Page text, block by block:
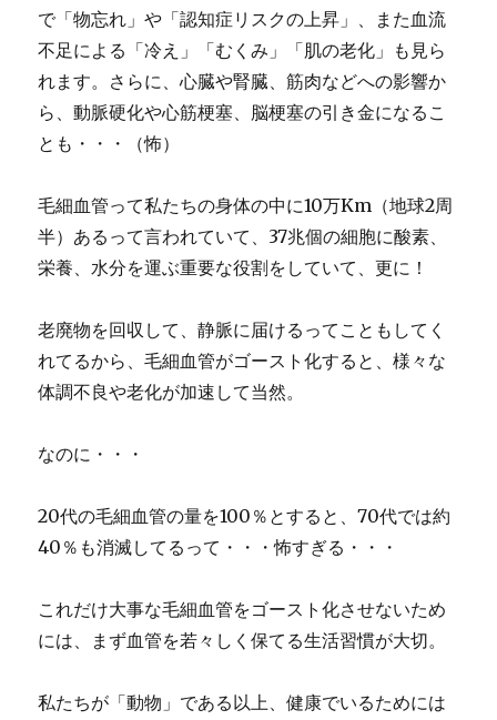
で「物忘れ」や「認知症リスクの上昇」、また血流
不足による「冷え」「むくみ」「肌の老化」も見ら
れます。さらに、心臓や腎臓、筋肉などへの影響か
ら、動脈硬化や心筋梗塞、脳梗塞の引き金になるこ
とも・・・（怖）
毛細血管って私たちの身体の中に10万Km（地球2周
半）あるって言われていて、37兆個の細胞に酸素、
栄養、水分を運ぶ重要な役割をしていて、更に！
老廃物を回収して、静脈に届けるってこともしてく
れてるから、毛細血管がゴースト化すると、様々な
体調不良や老化が加速して当然。
なのに・・・
20代の毛細血管の量を100％とすると、70代では約
40％も消滅してるって・・・怖すぎる・・・
これだけ大事な毛細血管をゴースト化させないため
には、まず血管を若々しく保てる生活習慣が大切。
私たちが「動物」である以上、健康でいるためには